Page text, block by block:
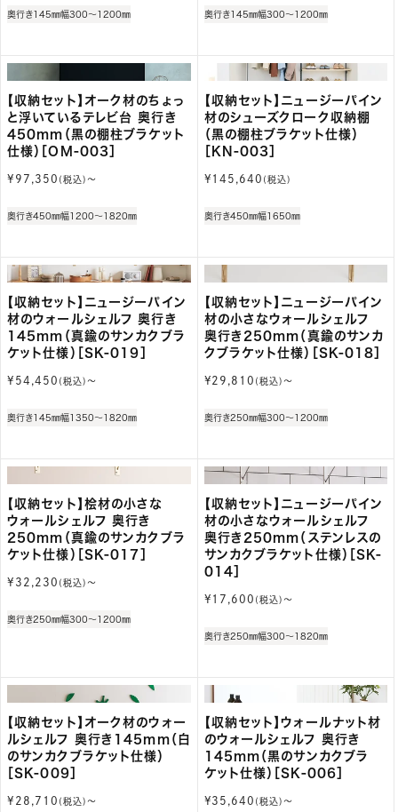
格
奥行き145㎜幅300～1200㎜
格
奥行き145㎜幅300～1200㎜
【収納セット】オーク材のちょっ
と浮いているテレビ台 奥行き
450mm（黒の棚柱ブラケット
仕様）［OM-003］
通
格
¥97,350 (税込)〜
奥行き450㎜幅1200～1820㎜
【収納セット】ニュージーパイン
材のシューズクローク収納棚
（黒の棚柱ブラケット仕様）
［KN-003］
通
格
¥145,640 (税込)
奥行き450㎜幅1650㎜
【収納セット】ニュージーパイン
材のウォールシェルフ 奥行き
145mm（真鍮のサンカクブラ
ケット仕様）［SK-019］
通
格
¥54,450 (税込)〜
奥行き145㎜幅1350～1820㎜
【収納セット】ニュージーパイン
材の小さなウォールシェルフ
奥行き250mm（真鍮のサンカ
クブラケット仕様）［SK-018］
通
格
¥29,810 (税込)〜
奥行き250㎜幅300～1200㎜
【収納セット】桧材の小さな
ウォールシェルフ 奥行き
250mm（真鍮のサンカクブラ
ケット仕様）［SK-017］
通
格
¥32,230 (税込)〜
奥行き250㎜幅300～1200㎜
【収納セット】ニュージーパイン
材の小さなウォールシェルフ
奥行き250mm（ステンレスの
サンカクブラケット仕様）［SK-
014］
通
格
¥17,600 (税込)〜
奥行き250㎜幅300～1820㎜
【収納セット】オーク材のウォー
ルシェルフ 奥行き145mm（白
のサンカクブラケット仕様）
［SK-009］
通
¥28,710 (税込)〜
【収納セット】ウォールナット材
のウォールシェルフ 奥行き
145mm（黒のサンカクブラ
ケット仕様）［SK-006］
通
¥35,640 (税込)〜